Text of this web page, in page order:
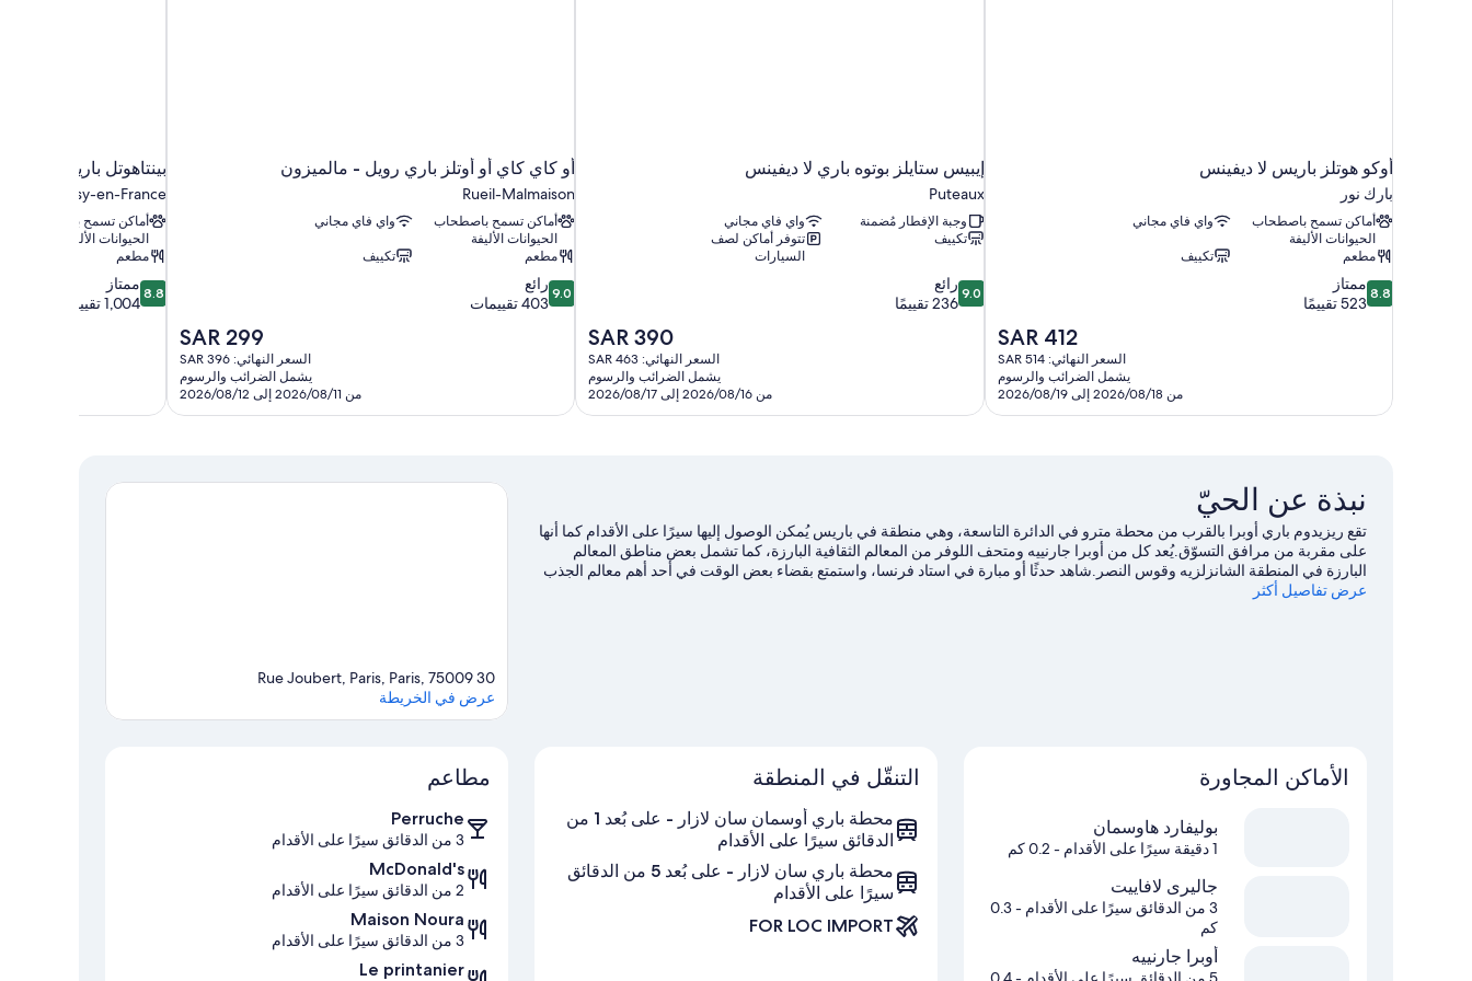
أوكو هوتلز باريس لا ديفينس
بارك نور
أماكن تسمح باصطحاب
الحيوانات الأليفة
واي فاي مجاني
مطعم
تكييف
8.8
من
8.8 ممتاز
523 تقييمًا
السعر
الحالي
هو
SAR
412
SAR 412
السعر النهائي: SAR 514
يشمل الضرائب والرسوم
من 2026/08/18 إلى 2026/08/19
إيبيس ستايلز بوتوه باري لا ديفينس
Puteaux
وجبة الإفطار مُضمنة
واي فاي مجاني
تكييف
تتوفر أماكن لصف
السيارات
9.0
من
9.0 رائع
236 تقييمًا
السعر
الحالي
هو
SAR
390
SAR 390
السعر النهائي: SAR 463
يشمل الضرائب والرسوم
من 2026/08/16 إلى 2026/08/17
أو كاي كاي أو أوتلز باري رويل - مالميزون
Rueil-Malmaison
أماكن تسمح باصطحاب
الحيوانات الأليفة
واي فاي مجاني
مطعم
تكييف
9.0
من
9.0 رائع
403 تقييمات
السعر
الحالي
هو
SAR
299
SAR 299
السعر النهائي: SAR 396
يشمل الضرائب والرسوم
من 2026/08/11 إلى 2026/08/12
بينتاهوتل باريس
Roissy-en-France
أماكن تسمح باصطحاب
الحيوانات الأليفة
مطعم
8.8
من
8.8ممتاز
1,004 تقييمات
نبذة عن الحيّ
تقع ريزيدوم باري أوبرا ‏بالقرب من محطة مترو في الدائرة التاسعة، وهي منطقة في باريس يُمكن الوصول إليها سيرًا على الأقدام كما أنها
على مقربة من مرافق التسوّق.يُعد كل من أوبرا جارنييه ومتحف اللوفر من المعالم الثقافية البارزة، كما تشمل بعض مناطق المعالم
البارزة في المنطقة الشانزلزيه وقوس النصر.شاهد حدثًا أو مبارة في استاد فرنسا، واستمتع بقضاء بعض الوقت في أحد أهم معالم الجذب
وهو حدائق لوكسمبورغ.
عرض تفاصيل أكثر
30 Rue Joubert, Paris, Paris, 75009
عرض في الخريطة
الأماكن المجاورة
بوليفارد هاوسمان
1 دقيقة سيرًا على الأقدام - 0.2 كم
جاليرى لافاييت
3 من الدقائق سيرًا على الأقدام
- 0.3
كم
أوبرا جارنييه
التنقّل في المنطقة
محطة باري أوسمان سان لازار - على بُعد 1 من
الدقائق سيرًا على الأقدام
محطة باري سان لازار - على بُعد 5 من الدقائق
سيرًا على الأقدام
FOR LOC IMPORT
مطاعم
Perruche
3 من الدقائق سيرًا على الأقدام
McDonald's
2 من الدقائق سيرًا على الأقدام
Maison Noura
3 من الدقائق سيرًا على الأقدام
Le printanier